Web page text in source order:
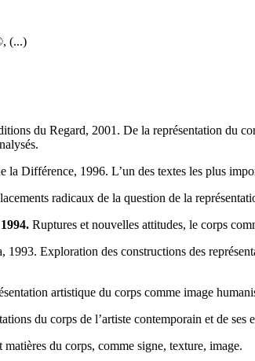
(...)
du Regard, 2001. De la représentation du
la Différence, 1996. L’un des textes les plus
radicaux de la question de la
Ruptures et nouvelles attitudes, le corps
Exploration des constructions des
artistique du corps comme image
du corps de l’artiste contemporain et de ses
matières du corps, comme signe, texture, image.